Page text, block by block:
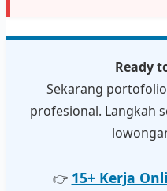
Ready
Sekarang
profesional. Langkah
👉 15+ Kerja